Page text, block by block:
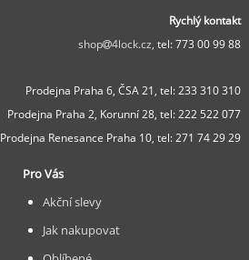
Rychlý kontakt
shop
4lock.cz, tel: 773 00 99 88
Prodejna Praha 6, ČSA 21, tel: 233 310 310
Prodejna Praha 2, Korunní 28, tel: 222 522 077
Prodejna Renesance Praha 10, tel: 271 74 29 29
Pro Vás
Akční slevy
Jak nakupovat